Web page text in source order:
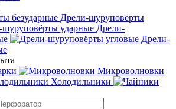
Дрели-шуруповёрты
Дрели-
Дрели-
Микроволновки
Холодильники